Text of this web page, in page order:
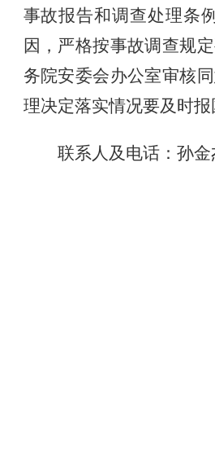
事故报告和调查处理条
因，严格按事故调查规
务院安委会办公室审核
理决定落实情况要及时报
联系人及电话：孙